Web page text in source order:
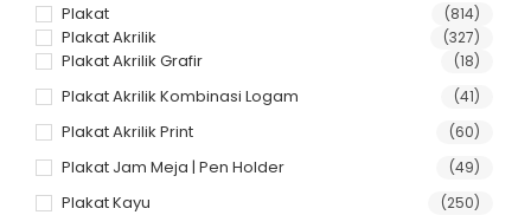
Plakat (814)
Plakat Akrilik (327)
Plakat Akrilik Grafir (18)
Plakat Akrilik Kombinasi Logam (41)
Plakat Akrilik Print (60)
Plakat Jam Meja | Pen Holder (49)
Plakat Kayu (250)